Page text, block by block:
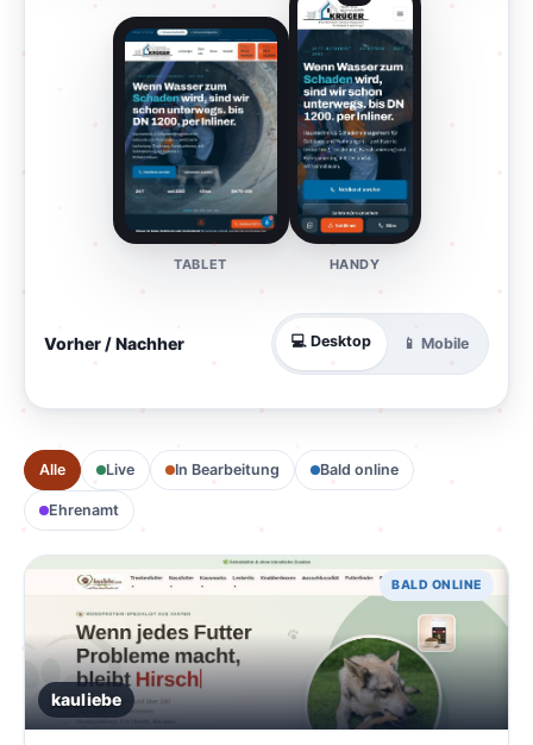
TABLET HANDY
Vorher / Nachher 💻 Desktop 📱 Mobile
VORHER NACHHER · TWOPIXELS
Alle Live In Bearbeitung Bald online
Ehrenamt
BALD ONLINE
kauliebe